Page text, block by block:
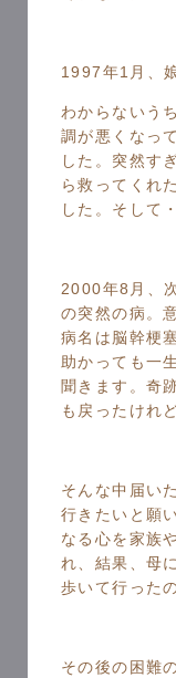
1997年1月、
わからないう
調が悪くなっ
した。突然す
ら救ってくれ
した。そして
2000年8月、
の突然の病。
病名は脳幹梗
助かっても一
聞きます。奇
も戻ったけれ
そんな中届い
行きたいと願
なる心を家族
れ、結果、母
歩いて行った
その後の困難